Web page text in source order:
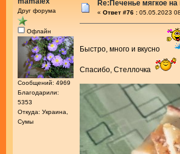
Друг форума
Офлайн
Сообщений: 4969
Благодарили:
5353
Откуда: Украина,
Сумы
Re:Печенье мягкое
« Ответ #76 : 05.05.2023
Быстро, много и вкусно
Спасибо, Стеллочка